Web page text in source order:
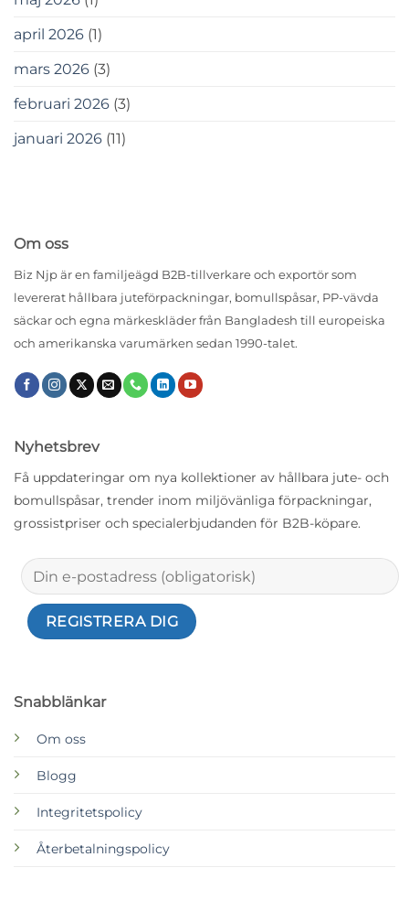
april 2026 (1)
mars 2026 (3)
februari 2026 (3)
januari 2026 (11)
Om oss
Biz Njp är en familjeägd B2B-tillverkare och exportör som
levererat hållbara juteförpackningar, bomullspåsar, PP-vävda
säckar och egna märkeskläder från Bangladesh till europeiska
och amerikanska varumärken sedan 1990-talet.
Snabblänkar
Om oss
Blogg
Integritetspolicy
Återbetalningspolicy
Nyhetsbrev
Få uppdateringar om nya kollektioner av hållbara jute- och
bomullspåsar, trender inom miljövänliga förpackningar,
grossistpriser och specialerbjudanden för B2B-köpare.